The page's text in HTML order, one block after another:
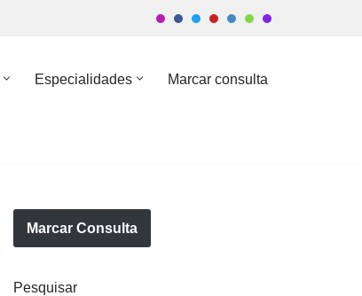
Especialidades Marcar consulta
Marcar Consulta
Pesquisar